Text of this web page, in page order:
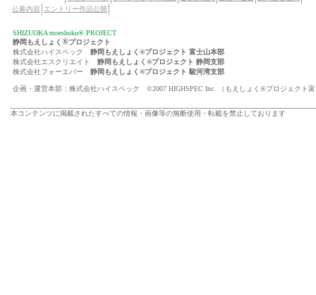
公募内容
エントリー作品公開
SHIZUOKA moeshoku® PROJECT
静岡もえしょく ®プロジェクト
株式会社ハイスペック 静岡もえしょく®プロジェクト 富士山本部
株式会社エスクリエイト 静岡もえしょく®プロジェクト 静岡支部
株式会社フォーエバー 静岡もえしょく®プロジェクト 駿河湾支部
企画・運営本部：株式会社ハイスペック ©2007 HIGHSPEC Inc. （もえしょく®プロジェクト
本コンテンツに掲載されたすべての情報・画像等の無断使用・転載を禁止しております